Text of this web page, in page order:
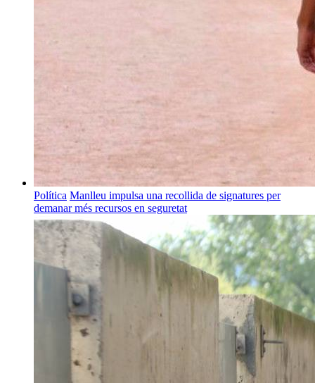
Política Manlleu impulsa una recollida de signatures per
demanar més recursos en seguretat